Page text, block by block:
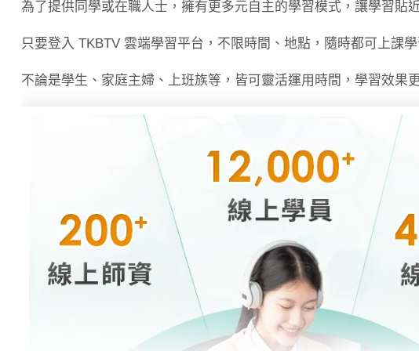
為了提供同學或在職人士，擁有更多元自主的學習模式，讓學習貼
只要登入 TKBTV 雲端學習平台，不限時間、地點，隨時都可上課學
不論是學生、家庭主婦、上班族等，皆可靈活運用時間，學習效果